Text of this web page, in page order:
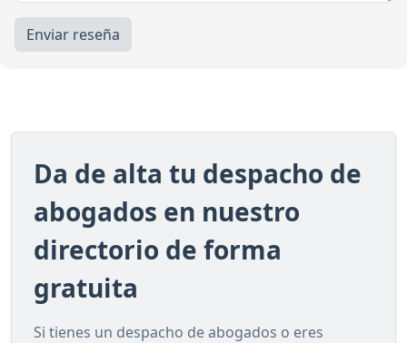
Enviar reseña
Da de alta tu despacho de
abogados en nuestro
directorio de forma
gratuita
Si tienes un despacho de abogados o eres